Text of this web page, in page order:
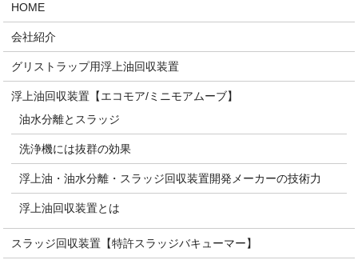
HOME
会社紹介
グリストラップ用浮上油回収装置
浮上油回収装置【エコモア/ミニモアムーブ】
油水分離とスラッジ
洗浄機には抜群の効果
浮上油・油水分離・スラッジ回収装置開発メーカーの技術力
浮上油回収装置とは
スラッジ回収装置【特許スラッジバキューマー】